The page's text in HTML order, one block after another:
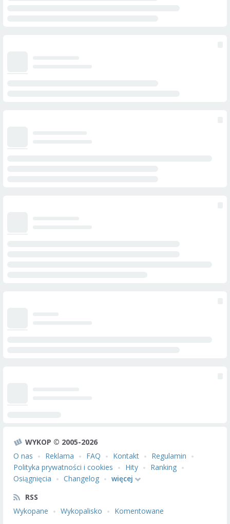
WYKOP © 2005-2026
O nas
Reklama FAQ Kontakt
Regulamin
Polityka prywatności i cookies
Hity
Ranking
Osiągnięcia
Changelog
więcej
RSS
Wykopane
Wykopalisko Komentowane